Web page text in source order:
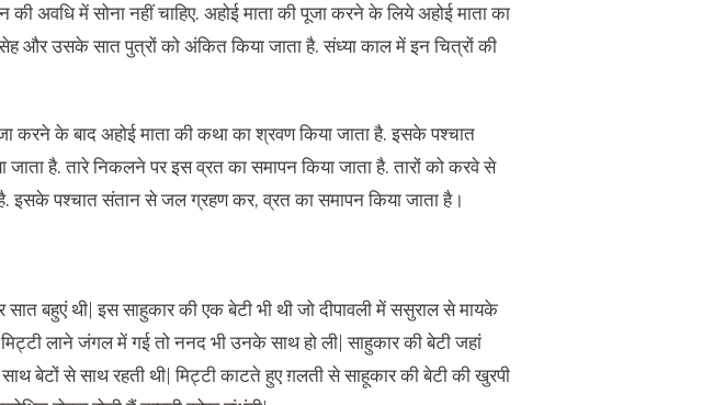
की अवधि में सोना नहीं चाहिए. अहोई माता की पूजा करने के लिये अहोई माता का
और उसके सात पुत्रों को अंकित किया जाता है.संध्या काल में इन चित्रों की
करने के बाद अहोई माता की कथा का श्रवण किया जाता है.इसके पश्चात
जाता है.तारे निकलने पर इस व्रत का समापन किया जाता है.तारों को करवे से
.इसके पश्चात संतान से जल ग्रहण कर,व्रत का समापन किया जाता है।
बहुएं थी|इस साहुकार की एक बेटी भी थी जो दीपावली में ससुराल से मायके
मिट्टी लाने जंगल में गई तो ननद भी उनके साथ हो ली|साहुकार की बेटी जहां
बेटों से साथ रहती थी|मिट्टी काटते हुए ग़लती से साहूकार की बेटी की खुरपी